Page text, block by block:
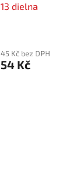
13 dielna
45 Kč bez DPH
54 Kč